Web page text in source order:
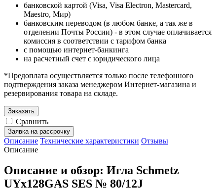
банковской картой (Visa, Visa Electron, Mastercard,
Maestro, Мир)
банковским переводом (в любом банке, а так же в
отделении Почты России) - в этом случае оплачивается
комиссия в соответствии с тарифом банка
с помощью интернет-банкинга
на расчетный счет с юридического лица
*Предоплата осуществляется только после телефонного
подтверждения заказа менеджером Интернет-магазина и
резервирования товара на складе.
Заказать
Сравнить
Заявка на рассрочку
Описание Технические характеристики Отзывы
Описание
Описание и обзор: Игла Schmetz
UYx128GAS SES № 80/12J